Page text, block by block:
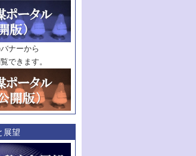
～
巻
マークあり
ナーから
できます。
展望